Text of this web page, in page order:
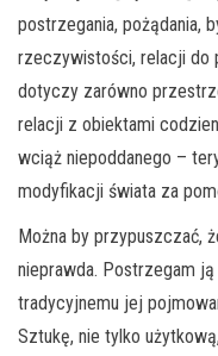
postrzegania, pożądania,
rzeczywistości, relacji do
dotyczy zarówno
relacji z obiektami
wciąż niepoddanego –
modyfikacji świata za
Można by przypuszczać,
nieprawda. Postrzegam
tradycyjnemu jej
Sztukę, nie tylko